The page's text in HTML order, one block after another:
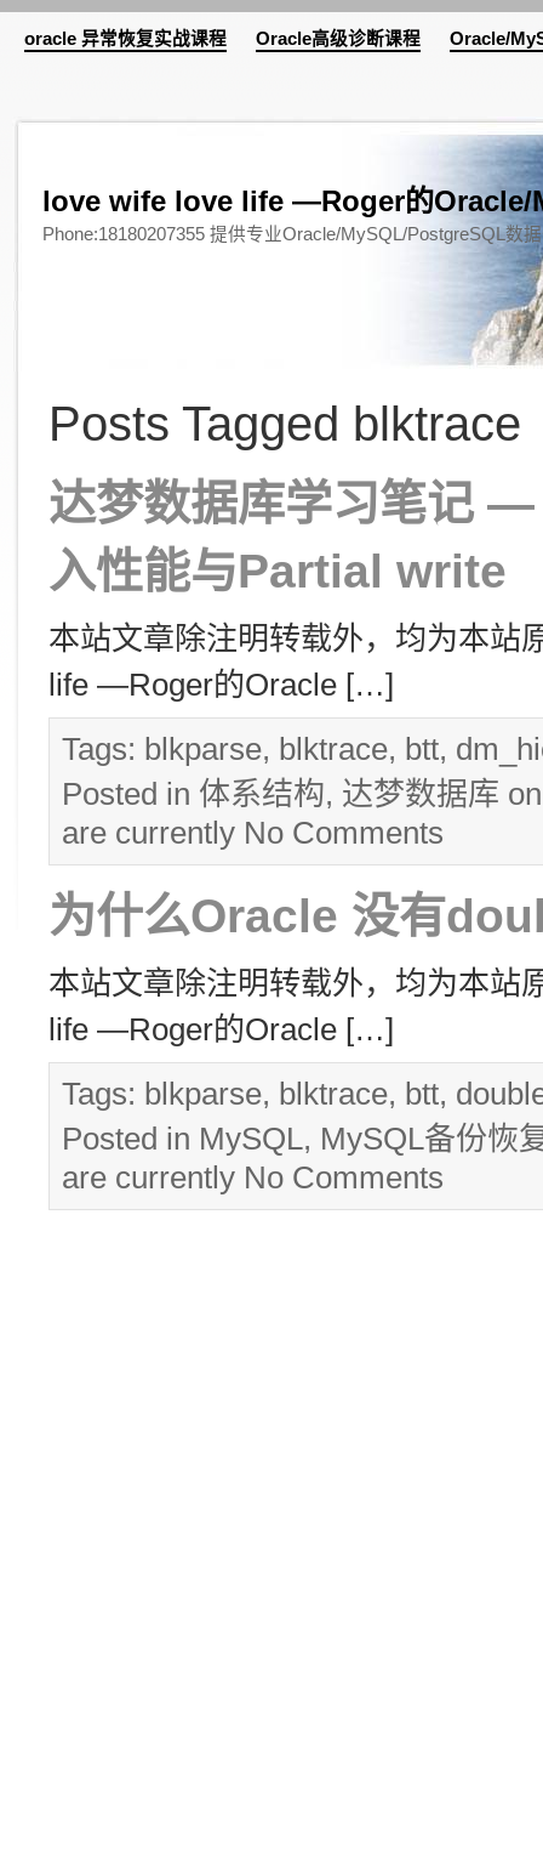
oracle 异常恢复实战课程 Oracle高级诊断课程 Oracle/
love wife love life —Roger的Oracle/
Phone:18180207355 提供专业Oracle/MySQL/PostgreSQL数
Posts Tagged blktrace
达梦数据库学习笔记
入性能与Partial write
本站文章除注明转载外，均为本站
life —Roger的Oracle […]
Tags: blkparse, blktrace, btt,
Posted in 体系结构, 达梦数据库
are currently No Comments
为什么Oracle 没有
本站文章除注明转载外，均为本站
life —Roger的Oracle […]
Tags: blkparse, blktrace, btt,
Posted in MySQL, MySQL备份恢
are currently No Comments